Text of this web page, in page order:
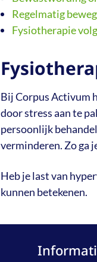
Regelmatig
Fysiotherapie
Bij Corpus Activum
door stress aan te
persoonlijk
verminderen. Zo ga
Heb je last van
kunnen betekenen.